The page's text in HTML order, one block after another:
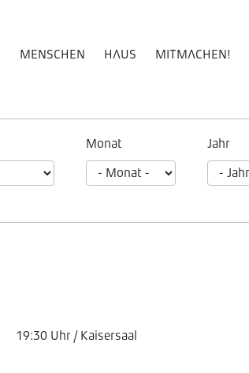
MENSCHEN HAUS MITMACHEN!
Monat Jahr
19:30 Uhr / Kaisersaal